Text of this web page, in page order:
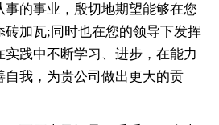
的事业，殷切地期望能够在您
砖加瓦;同时也在您的领导下发挥
践中不断学习、进步，在能力
自我，为贵公司做出更大的贡